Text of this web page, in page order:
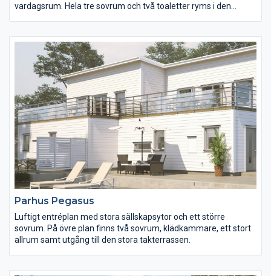
vardagsrum. Hela tre sovrum och två toaletter ryms i den
Parhus Pegasus
Luftigt entréplan med stora sällskapsytor och ett större
sovrum. På övre plan finns två sovrum, klädkammare, ett stort
allrum samt utgång till den stora takterrassen.